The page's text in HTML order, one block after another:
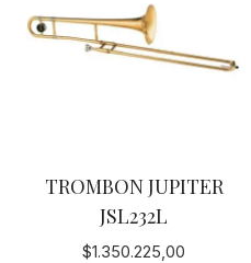
TROMBON JUPITER
JSL232L
$1.350.225,00